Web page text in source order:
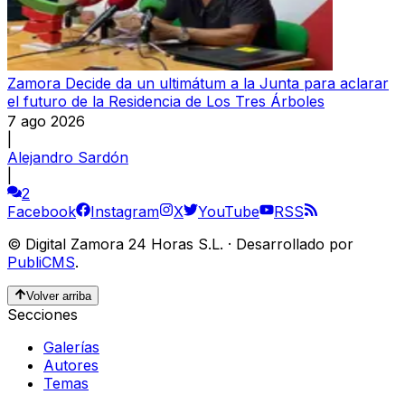
Zamora Decide da un ultimátum a la Junta para aclarar
el futuro de la Residencia de Los Tres Árboles
7 ago 2026
Alejandro Sardón
2
Facebook
Instagram X YouTube
RSS
© Digital Zamora 24 Horas S.L. · Desarrollado por
PubliCMS.
Volver arriba
Secciones
Galerías
Autores
Temas